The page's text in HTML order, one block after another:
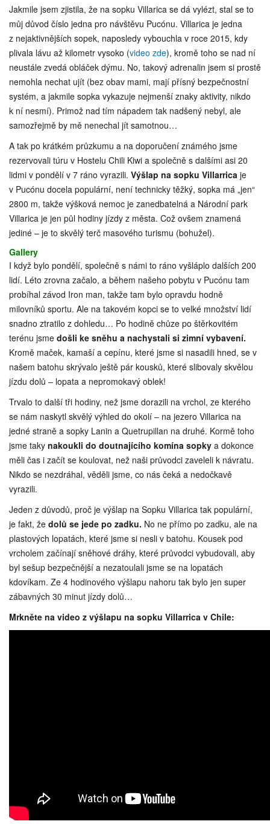
Jakmile jsem zjistila, že na sopku Villarica se dá vylézt, stal se to
můj důvod číslo jedna pro návštěvu Pucónu. Villarica je jedna
z nejaktivnějších sopek, naposledy vybouchla v roce 2015, kdy
plivala lávu až kilometr vysoko (video zde), kromě toho se nad ní
neustále zvedá obláček dýmu. No, takový adrenalin jsem si prostě
nemohla nechat ujít (bez obav mami, mají přísný bezpečnostní
systém, a jakmile sopka vykazuje nejmenší znaky aktivity, nikdo
k ní nesmí). Primož nad tím nápadem tak nadšený nebyl, ale
samozřejmě by mě nenechal jít samotnou…
A tak po krátkém průzkumu a na doporučení známého jsme
rezervovali túru v Hostelu Chili Kiwi a společně s dalšími asi 20
lidmi v pondělí v 7 ráno vyrazili. Výšlap na sopku Villarrica je
v Pucónu docela populární, není technicky těžký, sopka má „jen“
2800 m, takže výšková nemoc je zanedbatelná a Národní park
Villarica je jen půl hodiny jízdy z města. Což ovšem znamená
jediné – je to skvělý terč masového turismu (bohužel).
Gallery
I když bylo pondělí, společně s námi to ráno vyšláplo dalších 200
lidí. Léto zrovna začalo, a během našeho pobytu v Pucónu tam
probíhal závod Iron man, takže tam bylo opravdu hodně
milovníků sportu. Ale na takovém kopci se to velké množství lidí
snadno ztratilo z dohledu… Po hodině chůze po štěrkovitém
terénu jsme došli ke sněhu a nachystali si zimní vybavení.
Kromě maček, kamaší a cepínu, které jsme si nasadili hned, se v
našem batohu skrývalo ještě pár kousků, které slibovaly skvělou
jízdu dolů – lopata a nepromokavý oblek!
Trvalo to další tři hodiny, než jsme dorazili na vrchol, ze kterého
se nám naskytl skvělý výhled do okolí – na jezero Villarica na
jedné straně a sopky Lanin a Quetrupillan na druhé. Kormě toho
jsme taky nakoukli do doutnajícího komína sopky a dokonce
měli čas i začít se koulovat, než naši průvodci zaveleli k návratu.
Nikdo se nezdráhal, věděli jsme, co nás čeká a nedočkavě
vyrazili.
Jeden z důvodů, proč je výšlap na Sopku Villarica tak populární,
je fakt, že dolů se jede po zadku. No ne přímo po zadku, ale na
plastových lopatách, které jsme si nesli v batohu. Kousek pod
vrcholem začínají sněhové dráhy, které průvodci vybudovali, aby
byl sešup bezpečnější a nezatoulali jsme se na lopatách
kdovíkam. Ze 4 hodinového výšlapu nahoru tak bylo jen super
zábavných 30 minut jízdy dolů…
Mrkněte na video z výšlapu na sopku Villarrica v Chile: